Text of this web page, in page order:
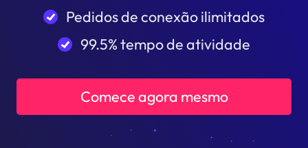
Pedidos de conexão ilimitados
99.5% tempo de atividade
Comece agora mesmo